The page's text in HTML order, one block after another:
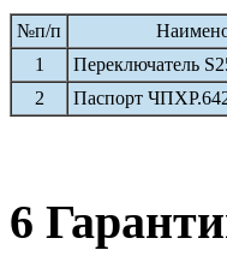
№п/п
1
Переключатель
2
Паспорт
6